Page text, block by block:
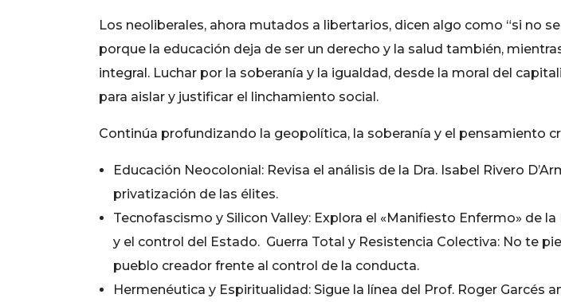
Los neoliberales, ahora mutados a libertarios, dicen algo como “si no
porque la educación deja de ser un derecho y la salud también,
integral. Luchar por la soberanía y la igualdad, desde la moral del
para aislar y justificar el linchamiento social.
Continúa profundizando la geopolítica, la soberanía y el pensamiento
Educación Neocolonial: Revisa el análisis de la Dra. Isabel Rivero
privatización de las élites.
Tecnofascismo y Silicon Valley: Explora el «Manifiesto Enfermo» de
y el control del Estado. Guerra Total y Resistencia Colectiva: No te
pueblo creador frente al control de la conducta.
Hermenéutica y Espiritualidad: Sigue la línea del Prof. Roger Garcés